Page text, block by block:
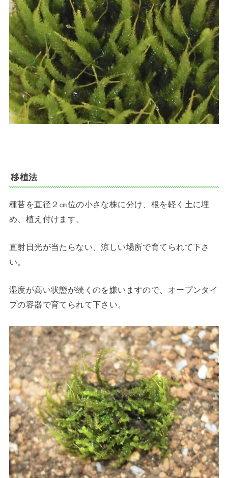
移植法
種苔を直径２㎝位の小さな株に分け、根を軽く土に埋
め、植え付けます。
直射日光が当たらない、涼しい場所で育てられて下さ
い。
湿度が高い状態が続くのを嫌いますので、オープンタイ
プの容器で育てられて下さい。